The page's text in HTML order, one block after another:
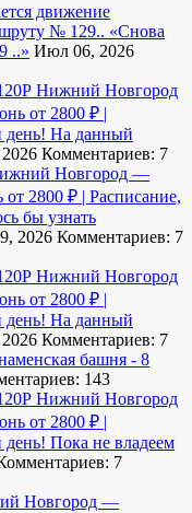
движение
№ 129.. «Снова
..» Июл 06, 2026
Нижний Новгород
от 2800 ₽ |
день! На данный
Комментариев: 7
Новгород —
2800 ₽ | Расписание,
бы узнать
2026 Комментариев: 7
Нижний Новгород
от 2800 ₽ |
день! На данный
Комментариев: 7
башня - 8
143
Нижний Новгород
от 2800 ₽ |
Пока не владеем
7
Новгород —